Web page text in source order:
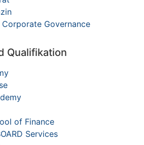
Governance
Qualifikation
of Finance
Services